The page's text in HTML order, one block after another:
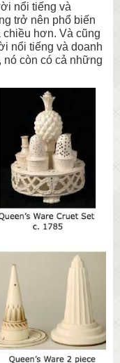
nổi tiếng và
trở nên phổ biến
hơn. Và cũng
nổi tiếng và doanh
nó còn có cả những